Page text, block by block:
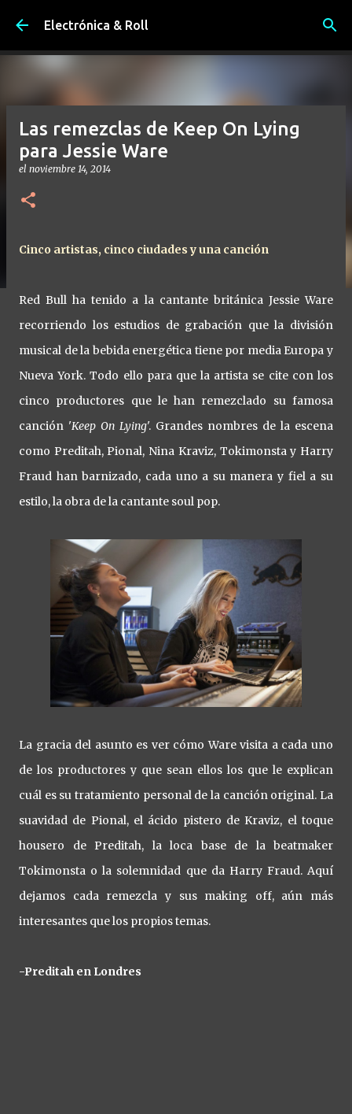
Ir al contenido principal
Electrónica & Roll
Las remezclas de Keep On Lying
para Jessie Ware
el noviembre 14, 2014
Cinco artistas, cinco ciudades y una canción
Red Bull ha tenido a la cantante británica Jessie Ware
recorriendo los estudios de grabación que la división
musical de la bebida energética tiene por media Europa y
Nueva York. Todo ello para que la artista se cite con los
cinco productores que le han remezclado su famosa
canción 'Keep On Lying'. Grandes nombres de la escena
como Preditah, Pional, Nina Kraviz, Tokimonsta y Harry
Fraud han barnizado, cada uno a su manera y fiel a su
estilo, la obra de la cantante soul pop.
La gracia del asunto es ver cómo Ware visita a cada uno
de los productores y que sean ellos los que le explican
cuál es su tratamiento personal de la canción original. La
suavidad de Pional, el ácido pistero de Kraviz, el toque
housero de Preditah, la loca base de la beatmaker
Tokimonsta o la solemnidad que da Harry Fraud. Aquí
dejamos cada remezcla y sus making off, aún más
interesantes que los propios temas.
-Preditah en Londres